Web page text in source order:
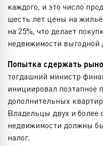
каждого, и это число
шесть лет цены на
на 25%, что делает
недвижимости выгодной
Попытка сдержать
тогдашний министр
инициировал поэтапное
дополнительных
Владельцы двух и более
недвижимости должны
налог.